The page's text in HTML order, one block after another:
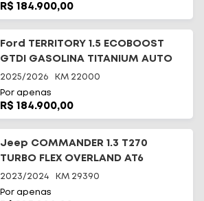
R$ 184.900,00
Ford TERRITORY 1.5 ECOBOOST
GTDI GASOLINA TITANIUM AUTO
2025/2026 KM 22000
Por apenas
R$ 184.900,00
Jeep COMMANDER 1.3 T270
TURBO FLEX OVERLAND AT6
2023/2024 KM 29390
Por apenas